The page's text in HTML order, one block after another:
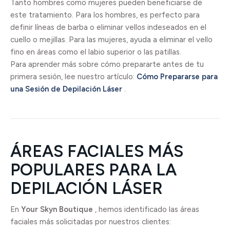
Tanto hombres como mujeres pueden beneficiarse de
este tratamiento. Para los hombres, es perfecto para
definir líneas de barba o eliminar vellos indeseados en el
cuello o mejillas. Para las mujeres, ayuda a eliminar el vello
fino en áreas como el labio superior o las patillas.
Para aprender más sobre cómo prepararte antes de tu
primera sesión, lee nuestro artículo: Cómo Prepararse para
una Sesión de Depilación Láser .
ÁREAS FACIALES MÁS
POPULARES PARA LA
DEPILACIÓN LÁSER
En Your Skyn Boutique , hemos identificado las áreas
faciales más solicitadas por nuestros clientes: